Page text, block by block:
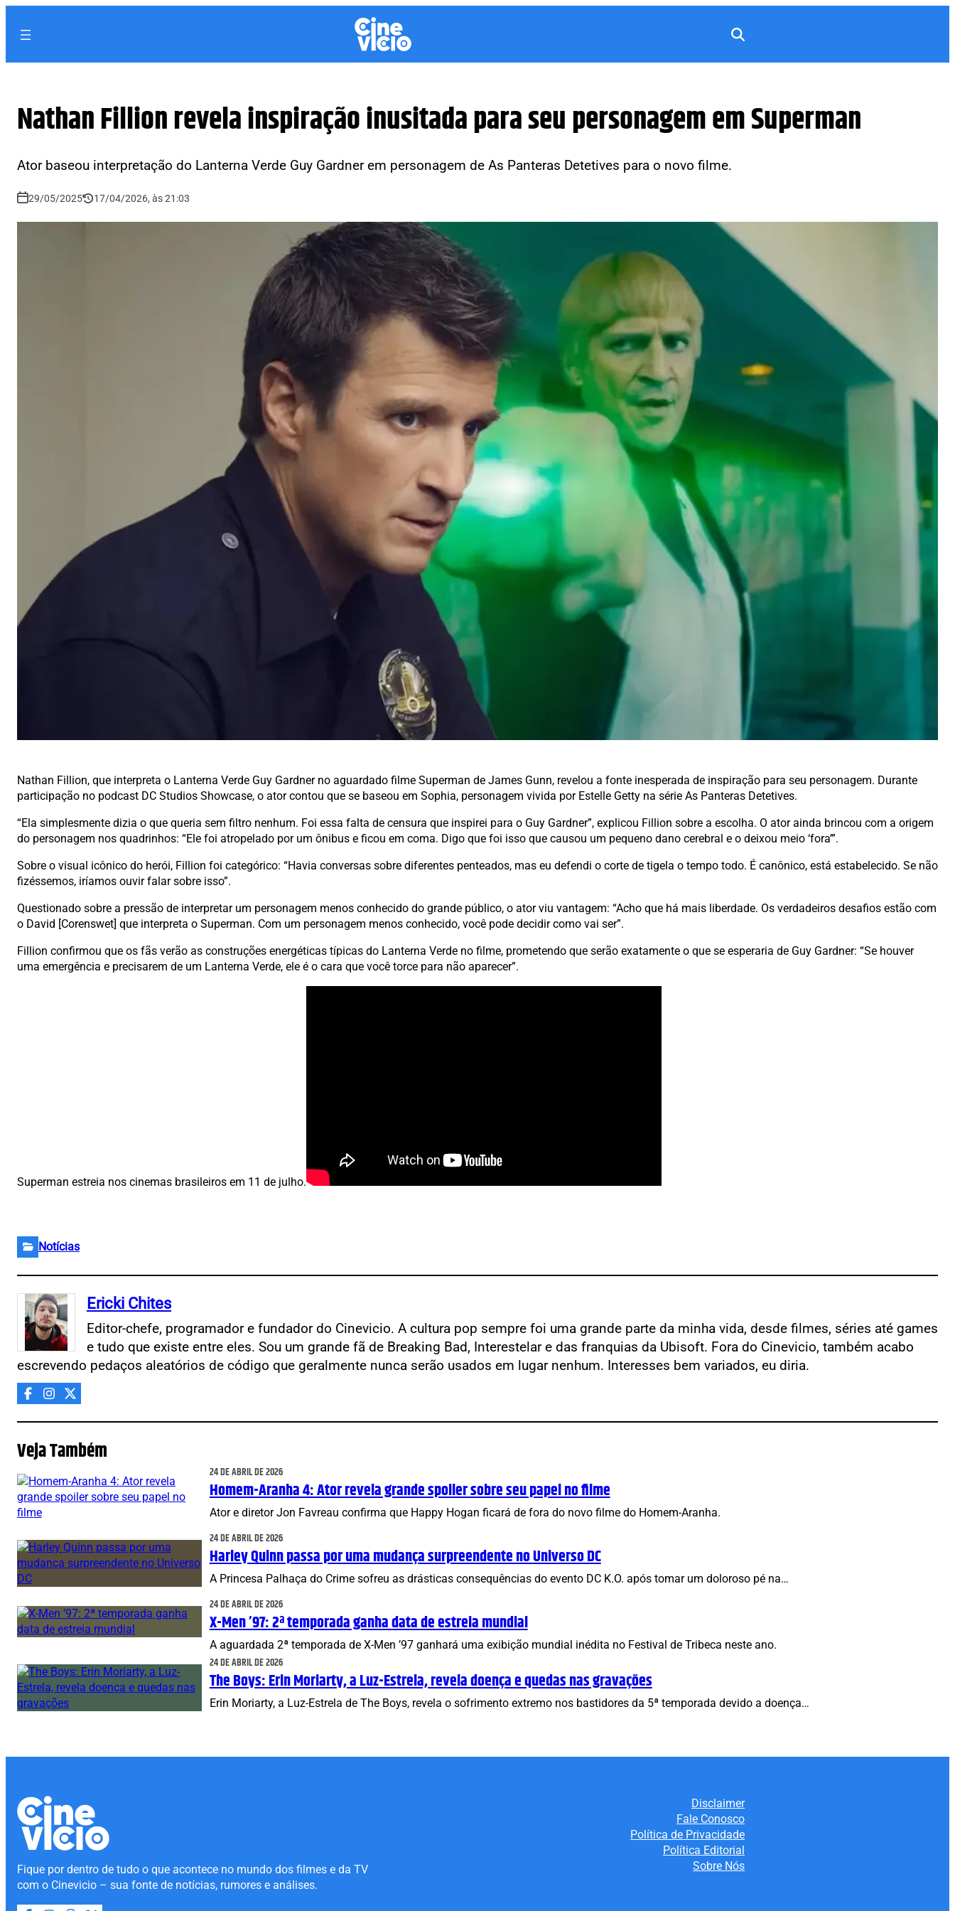
Nathan Fillion revela inspiração inusitada para seu personagem em Superman
Ator baseou interpretação do Lanterna Verde Guy Gardner em personagem de As Panteras Detetives para o novo filme.
29/05/2025 17/04/2026, às 21:03
Nathan Fillion, que interpreta o Lanterna Verde Guy Gardner no aguardado filme Superman de James Gunn, revelou a fonte inesperada de inspiração para seu personagem. Durante
participação no podcast DC Studios Showcase, o ator contou que se baseou em Sophia, personagem vivida por Estelle Getty na série As Panteras Detetives.
“Ela simplesmente dizia o que queria sem filtro nenhum. Foi essa falta de censura que inspirei para o Guy Gardner”, explicou Fillion sobre a escolha. O ator ainda brincou com a origem
do personagem nos quadrinhos: “Ele foi atropelado por um ônibus e ficou em coma. Digo que foi isso que causou um pequeno dano cerebral e o deixou meio ‘fora’”.
Sobre o visual icônico do herói, Fillion foi categórico: “Havia conversas sobre diferentes penteados, mas eu defendi o corte de tigela o tempo todo. É canônico, está estabelecido. Se não
fizéssemos, iríamos ouvir falar sobre isso”.
Questionado sobre a pressão de interpretar um personagem menos conhecido do grande público, o ator viu vantagem: “Acho que há mais liberdade. Os verdadeiros desafios estão com
o David [Corenswet] que interpreta o Superman. Com um personagem menos conhecido, você pode decidir como vai ser”.
Fillion confirmou que os fãs verão as construções energéticas típicas do Lanterna Verde no filme, prometendo que serão exatamente o que se esperaria de Guy Gardner: “Se houver
uma emergência e precisarem de um Lanterna Verde, ele é o cara que você torce para não aparecer”.
Superman estreia nos cinemas brasileiros em 11 de julho.
Notícias
Ericki Chites
Editor-chefe, programador e fundador do Cinevicio. A cultura pop sempre foi uma grande parte da minha vida, desde filmes, séries até games
e tudo que existe entre eles. Sou um grande fã de Breaking Bad, Interestelar e das franquias da Ubisoft. Fora do Cinevicio, também acabo
escrevendo pedaços aleatórios de código que geralmente nunca serão usados em lugar nenhum. Interesses bem variados, eu diria.
Veja Também
24 DE ABRIL DE 2026
Homem-Aranha 4: Ator revela grande spoiler sobre seu papel no filme
Ator e diretor Jon Favreau confirma que Happy Hogan ficará de fora do novo filme do Homem-Aranha.
24 DE ABRIL DE 2026
Harley Quinn passa por uma mudança surpreendente no Universo DC
A Princesa Palhaça do Crime sofreu as drásticas consequências do evento DC K.O. após tomar um doloroso pé na…
24 DE ABRIL DE 2026
X-Men ’97: 2ª temporada ganha data de estreia mundial
A aguardada 2ª temporada de X-Men ’97 ganhará uma exibição mundial inédita no Festival de Tribeca neste ano.
24 DE ABRIL DE 2026
The Boys: Erin Moriarty, a Luz-Estrela, revela doença e quedas nas gravações
Erin Moriarty, a Luz-Estrela de The Boys, revela o sofrimento extremo nos bastidores da 5ª temporada devido a doença…
Fique por dentro de tudo o que acontece no mundo dos filmes e da TV
com o Cinevicio – sua fonte de notícias, rumores e análises.
Disclaimer
Fale Conosco
Política de Privacidade
Política Editorial
Sobre Nós